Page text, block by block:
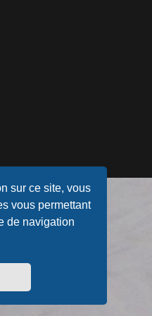
sur ce site, vous
vous permettant
de navigation
Software © phpBB Limited
3.3 par MrGaby
Qiaeru